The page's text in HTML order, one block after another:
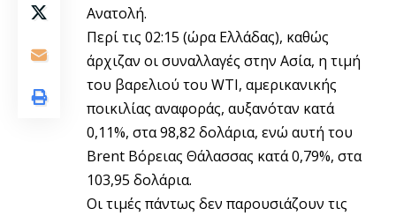
Ανατολή.
Περί τις 02:15 (ώρα Ελλάδας), καθώς
άρχιζαν οι συναλλαγές στην Ασία, η τιμή
του βαρελιού του WTI, αμερικανικής
ποικιλίας αναφοράς, αυξανόταν κατά
0,11%, στα 98,82 δολάρια, ενώ αυτή του
Brent Βόρειας Θάλασσας κατά 0,79%, στα
103,95 δολάρια.
Οι τιμές πάντως δεν παρουσιάζουν τις